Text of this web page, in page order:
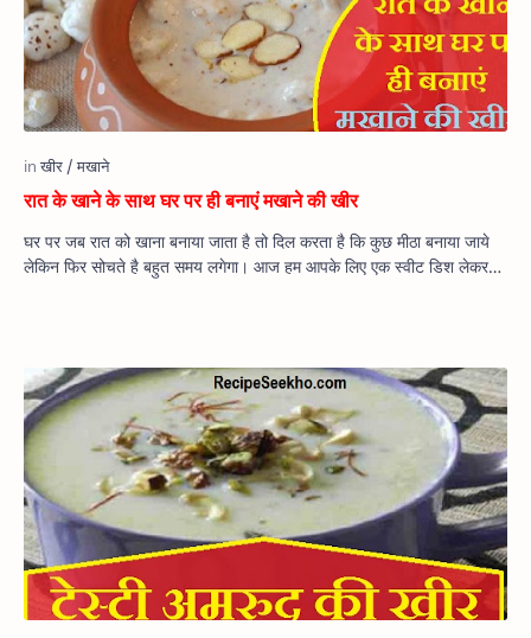
रात के खाने के साथ घर पर ही बनाएं मखाने की खीर
घर पर जब रात को खाना बनाया जाता है तो दिल करता है कि कुछ मीठा बनाया जाये
लेकिन फिर सोचते है बहुत समय लगेगा। आज हम आपके लिए एक स्वीट डिश लेकर